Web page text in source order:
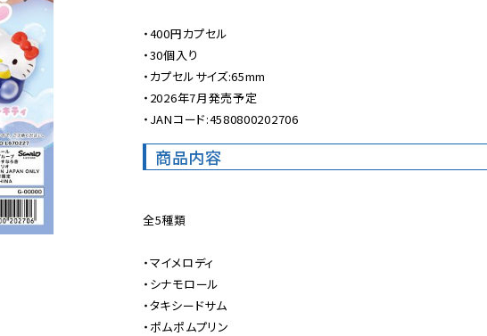
・400円カプセル
・30個入り
・カプセルサイズ:65mm
・2026年7月発売予定
・JANコード:4580800202706
商品内容
全5種類
・マイメロディ
・シナモロール
・タキシードサム
・ポムポムプリン